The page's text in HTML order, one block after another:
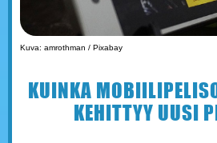
Kuva: amrothman / Pixabay
KUINKA
KEHITTYY UUSI